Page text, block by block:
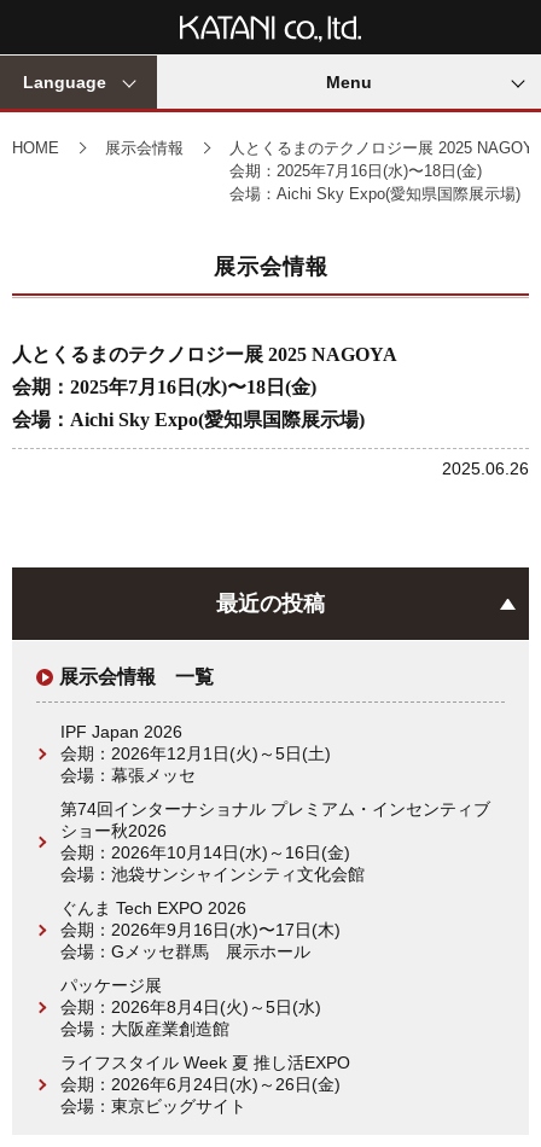
Language Menu
HOME 展示会情報
人とくるまのテクノロジー展 2025
会期：2025年7月16日(水)〜18日(金)
会場：Aichi Sky Expo(愛知県国際展示場)
展示会情報
最近の投稿
展示会情報 一覧
IPF Japan 2026
会期：2026年12月1日(火)～5日(土)
会場：幕張メッセ
第74回インターナショナル プレミアム・インセンティブ
ショー秋2026
会期：2026年10月14日(水)～16日(金)
会場：池袋サンシャインシティ文化会館
ぐんま Tech EXPO 2026
会期：2026年9月16日(水)〜17日(木)
会場：Gメッセ群馬 展示ホール
パッケージ展
会期：2026年8月4日(火)～5日(水)
会場：大阪産業創造館
ライフスタイル Week 夏 推し活EXPO
会期：2026年6月24日(水)～26日(金)
会場：東京ビッグサイト
人とくるまのテクノロジー展 2025 NAGOYA
会期：2025年7月16日(水)〜18日(金)
会場：Aichi Sky Expo(愛知県国際展示場)
2025.06.26